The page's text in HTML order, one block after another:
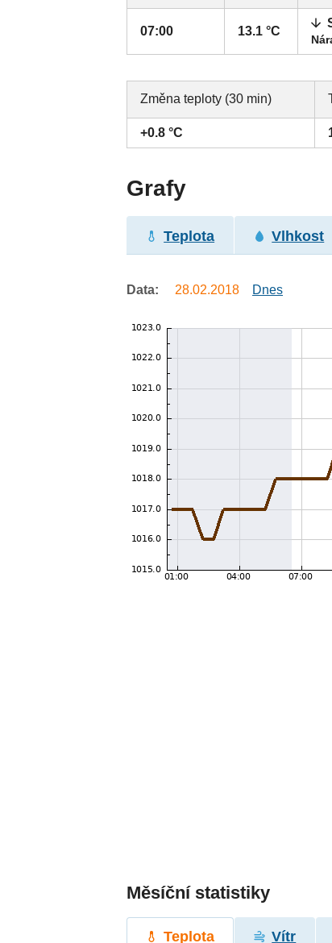
07:00 13.1 °C
Změna teploty (30 min)
+0.8 °C
Grafy
Teplota Vlhkost
Data: 28.02.2018 Dnes
Měsíční statistiky
Teplota Vítr